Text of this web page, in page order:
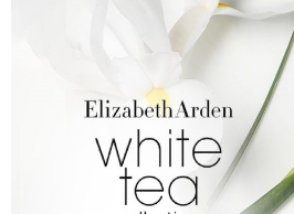
３．未成年的使用者請事先徵得法定代理人
「AFTEE先享後付」，若未經同意申辦者引
４．使用「AFTEE先享後付」時，將依據個
時審查核予不同之上限額度；若仍有額度不
請求用戶進行身份認證。
５．嚴禁一人註冊多個帳號或使用他人資訊
恩沛科技股份有限公司將有權停止該用戶之
每筆NT$80，滿NT$1,500(含以上)免運費